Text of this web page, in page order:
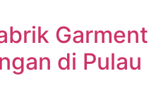
Garment
di Pulau